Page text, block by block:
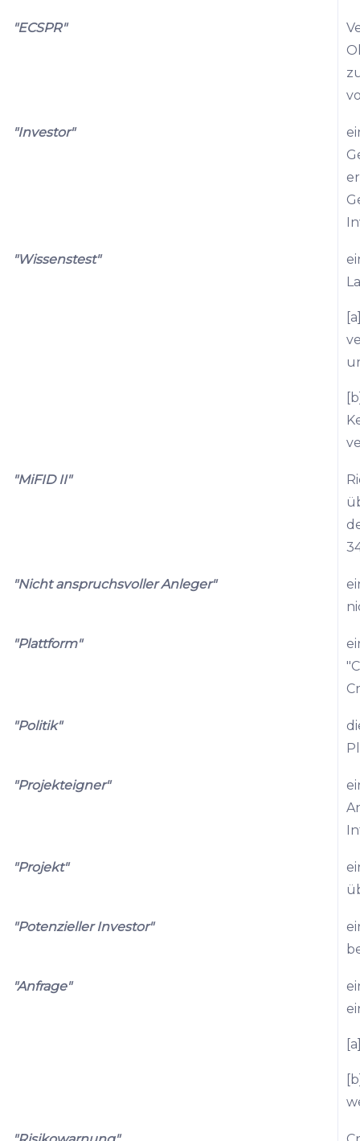
"ECSPR"
"Investor"
"Wissenstest"
"MiFID II"
"Nicht anspruchsvoller Anleger"
"Plattform"
"Politik"
"Projekteigner"
"Projekt"
"Potenzieller Investor"
"Anfrage"